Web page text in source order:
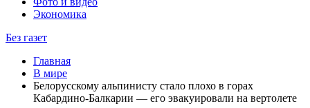
Экономика
Без газет
Главная
В мире
Белорусскому альпинисту стало плохо в горах
Кабардино-Балкарии — его эвакуировали на вертолете